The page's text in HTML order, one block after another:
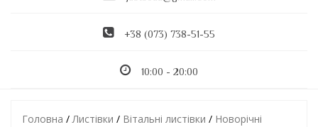
+38 (073) 738-51-55
10:00 - 20:00
Головна /Листівки / Вітальні листівки / Новорічні